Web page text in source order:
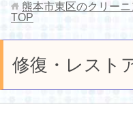
熊本市東区のクリー
TOP
修復・レスト